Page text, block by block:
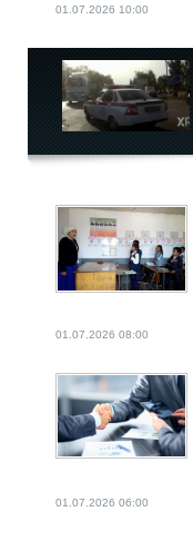
01.07.2026 10:00
01.07.2026 08:00
01.07.2026 06:00